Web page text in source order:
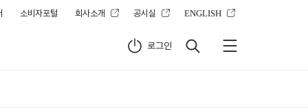
소비자포털 회사소개 공시실 ENGLISH
로그인